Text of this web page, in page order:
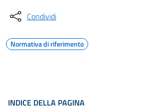
Condividi
Normativa di riferimento
INDICE DELLA PAGINA